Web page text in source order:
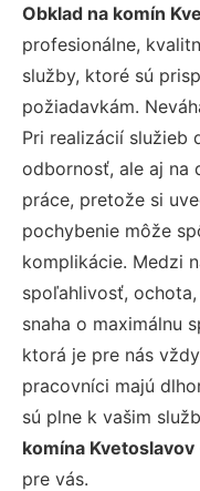
Obklad na komín
profesionálne,
služby, ktoré sú
požiadavkám.
Pri realizácií služieb
odbornosť, ale aj na
práce, pretože si
pochybenie môže
komplikácie. Medzi
spoľahlivosť,
snaha o maximálnu
ktorá je pre nás
pracovníci majú
sú plne k vašim
komína Kvetoslavov
pre vás.